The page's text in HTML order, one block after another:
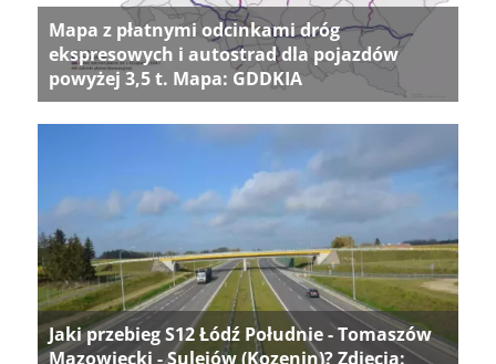
Mapa z płatnymi odcinkami dróg
ekspresowych i autostrad dla pojazdów
powyżej 3,5 t. Mapa: GDDKIA
Jaki przebieg S12 Łódź Południe - Tomaszów
Mazowiecki - Sulejów (Kozenin)? Zdjęcia: